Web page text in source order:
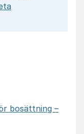
bosättning –